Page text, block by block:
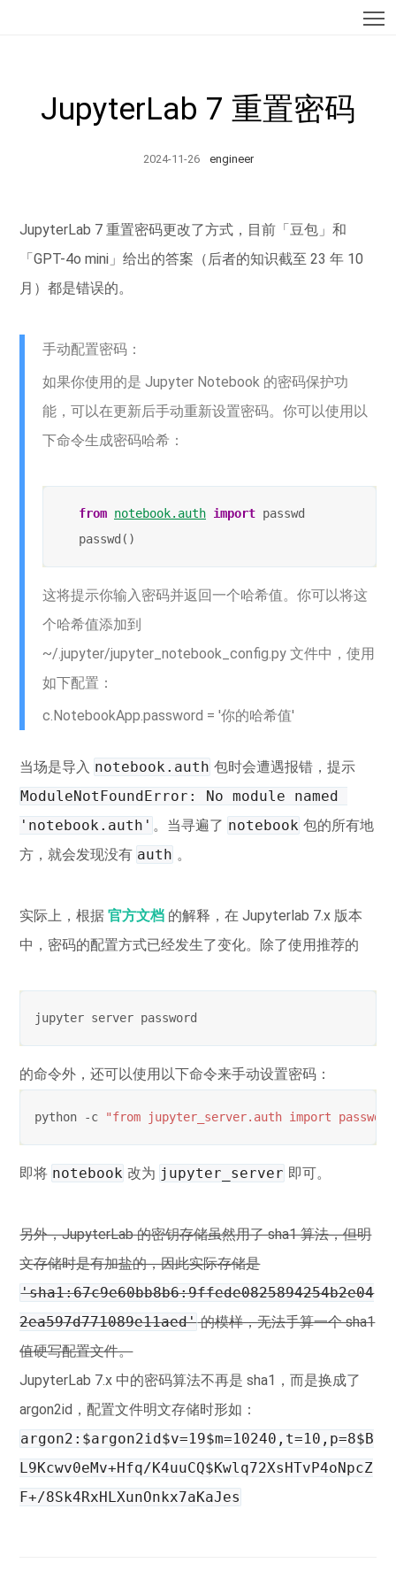
JupyterLab 7 重置密码
2024-11-26 engineer
JupyterLab 7 重置密码更改了方式，目前「豆包」和
「GPT-4o mini」给出的答案（后者的知识截至 23 年 10
月）都是错误的。
手动配置密码：
如果你使用的是 Jupyter Notebook 的密码保护功
能，可以在更新后手动重新设置密码。你可以使用以
下命令生成密码哈希：
from notebook.auth import passwd
passwd ()
这将提示你输入密码并返回一个哈希值。你可以将这
个哈希值添加到
~/.jupyter/jupyter_notebook_config.py 文件中，使用
如下配置：
c.NotebookApp.password = '你的哈希值'
当场是导入 notebook.auth 包时会遭遇报错，提示
ModuleNotFoundError: No module named
'notebook.auth' 。当寻遍了 notebook 包的所有地
方，就会发现没有 auth 。
实际上，根据官方文档 的解释，在 Jupyterlab 7.x 版本
中，密码的配置方式已经发生了变化。除了使用推荐的
的命令外，还可以使用以下命令来手动设置密码：
python -c "from jupyter_server.auth import
即将 notebook 改为 jupyter_server 即可。
另外，JupyterLab 的密钥存储虽然用了 sha1 算法，但明
文存储时是有加盐的，因此实际存储是
'sha1:67c9e60bb8b6:9ffede0825894254b2e04
2ea597d771089e11aed'的模样，无法手算一个 sha1
值硬写配置文件。
JupyterLab 7.x 中的密码算法不再是 sha1，而是换成了
argon2id，配置文件明文存储时形如：
argon2:$argon2id$v=19$m=10240,t=10,p=8$B
L9Kcwv0eMv+Hfq/K4uuCQ$Kwlq72XsHTvP4oNpcZ
F+/8Sk4RxHLXunOnkx7aKaJes